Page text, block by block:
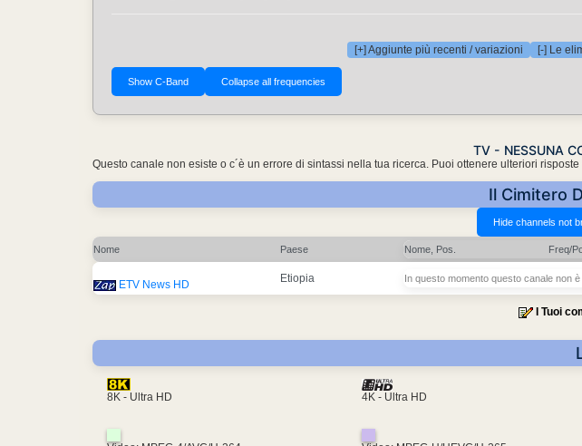
[+] Aggiunte più recenti / variazioni [-] Le
TV - NESSUNA
Questo canale non esiste o c´è un errore di sintassi nella tua ricerca. Puoi ottenere ulteriori
Il Cimitero
Nome Paese Nome, Pos. Freq/
ETV News HD Etiopia In questo momento questo canale non
I Tuoi
8K - Ultra HD 4K - Ultra HD